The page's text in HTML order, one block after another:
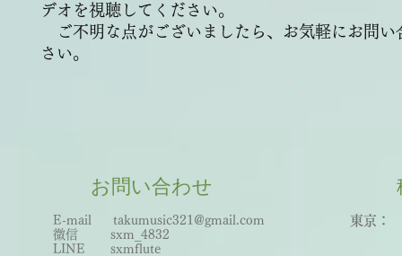
デオを視聴してください。
ご不明な点がございましたら、お気軽にお問い
さい。
お問い合わせ
E-mail takumusic321@gmail.com
微信 sxm_ 4832
LINE sxmflute​
東京：